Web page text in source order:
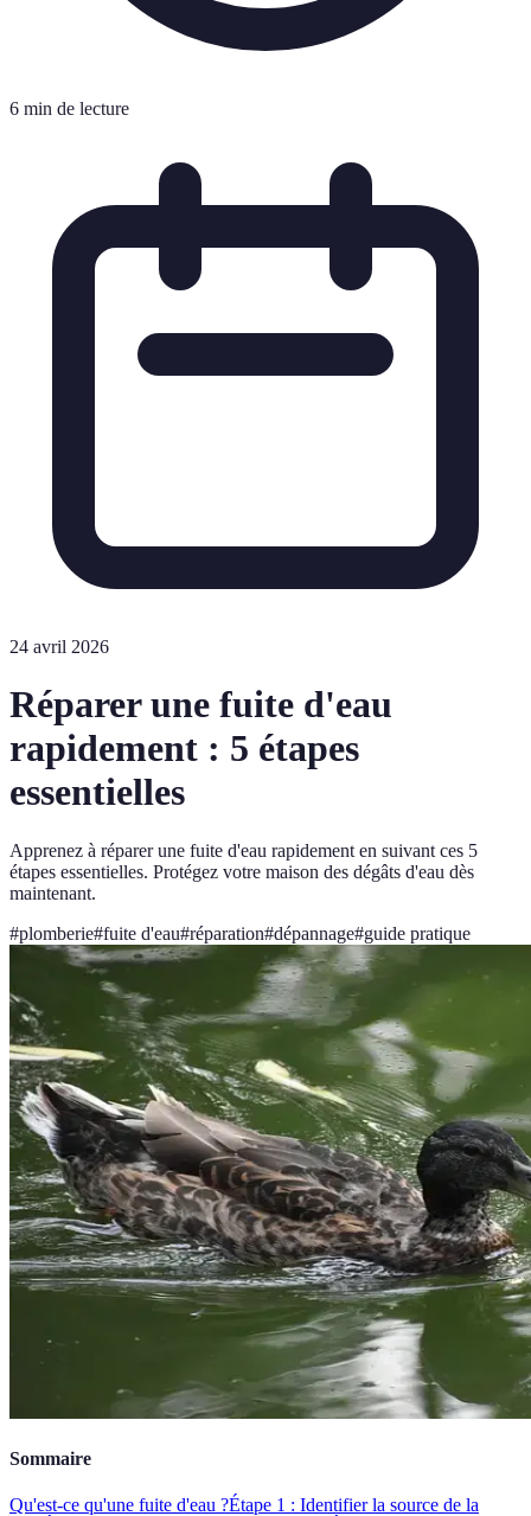
6 min de lecture
24 avril 2026
Réparer une fuite d'eau
rapidement : 5 étapes
essentielles
Apprenez à réparer une fuite d'eau rapidement en suivant ces 5
étapes essentielles. Protégez votre maison des dégâts d'eau dès
maintenant.
#plomberie#fuite d'eau#réparation#dépannage#guide pratique
Sommaire
Qu'est-ce qu'une fuite d'eau ?Étape 1 : Identifier la source de la